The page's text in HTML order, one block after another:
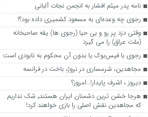
نامه پدر میثم افشار به انجمن نجات آلبانی
رجوی چه وعده‌ای به مسعود کشمیری داده بود؟!
وقتی دزد پر رو و بی حیا (رجوی ها) یقه صاحبخانه
(ملت عراق) را می گیرد
رجوی با فیس‌بوک یا بدون آن محکوم به نابودی است
مجاهدین، شرم‎ساری در نروژ، باخت در فرانسه
ديروز ، اشرف پايدار!…امروز؟
هرجا خشن ترین دشمنان ایران هستند٬ شک نداریم
که مجاهدین نقش اصلی را بازی خواهند کرد!